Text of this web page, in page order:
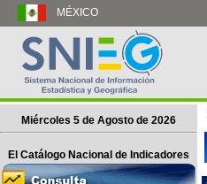
MÉXICO
Miércoles 5 de Agosto de 2026
El Catálogo Nacional de Indicadores